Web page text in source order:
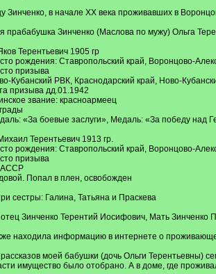
Зинченко, в начале ХХ века проживавших в
прабабушка Зинченко (Маслова по мужу) Ольга
Терентьевич 1905 гр
рождения: Ставропольский край, Воронцово-
призыва
Кубанский РВК, Краснодарский край, Ново-
призыва дд.01.1942
звание: красноармеец
«За боевые заслуги», Медаль: «За победу над
Терентьевич 1913 гр.
рождения: Ставропольский край, Воронцово-
призыва
Попал в плен, освобожден
сестры: Галина, Татьяна и Праскева
Зинченко Терентий Иосифович, Мать Зинченко
находила информацию в интернете о
моей бабушки (дочь Ольги Терентьевны)
имущество было отобрано. А в доме, где